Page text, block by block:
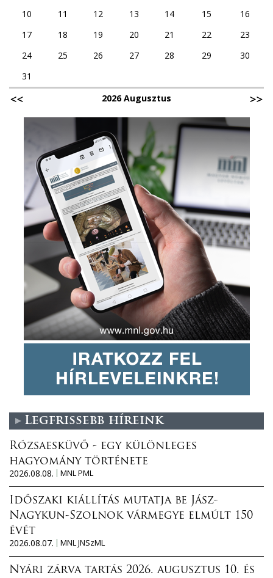
10
11 12 13 14 15
16
17
18 19 20 21 22
23
24
25 26 27 28 29
30
31
2026 Augusztus
Legfrissebb híreink
Rózsaesküvő - egy különleges
hagyomány története
2026.08.08.
MNL PML
Időszaki kiállítás mutatja be Jász-
Nagykun-Szolnok vármegye elmúlt 150
évét
2026.08.07.
MNL JNSzML
Nyári zárva tartás 2026. augusztus 10. és